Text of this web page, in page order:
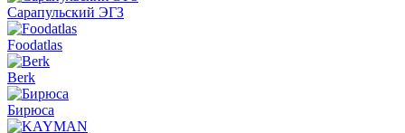
Сарапульский ЭГЗ
Foodatlas
Berk
Бирюса